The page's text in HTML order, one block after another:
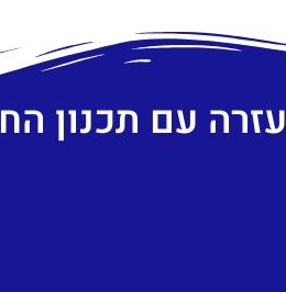
עזרה עם תכנון